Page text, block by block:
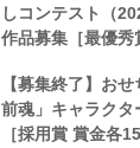
しコンテスト（
作品募集［最優秀
【募集終了】お
前魂」キャラクタ
［採用賞 賞金各